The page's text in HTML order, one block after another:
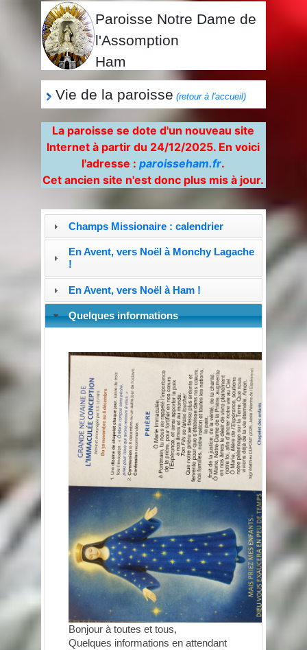
Paroisse Notre Dame de
l'Assomption
Ham
Vie de la paroisse (retour à l'accueil)
La paroisse se dote d'un nouveau site
Internet à partir du 24/12/2025. En voici
l'adresse :paroisseham.fr.
Cet ancien site n'est donc plus mis à jour.
Champs Missionaire : calendrier
En Avent, vers Noël à Monchy Lagache
!
En Avent, vers Noël à Ham !
Quelques informations
Bonjour à toutes et tous,
Quelques informations en attendant